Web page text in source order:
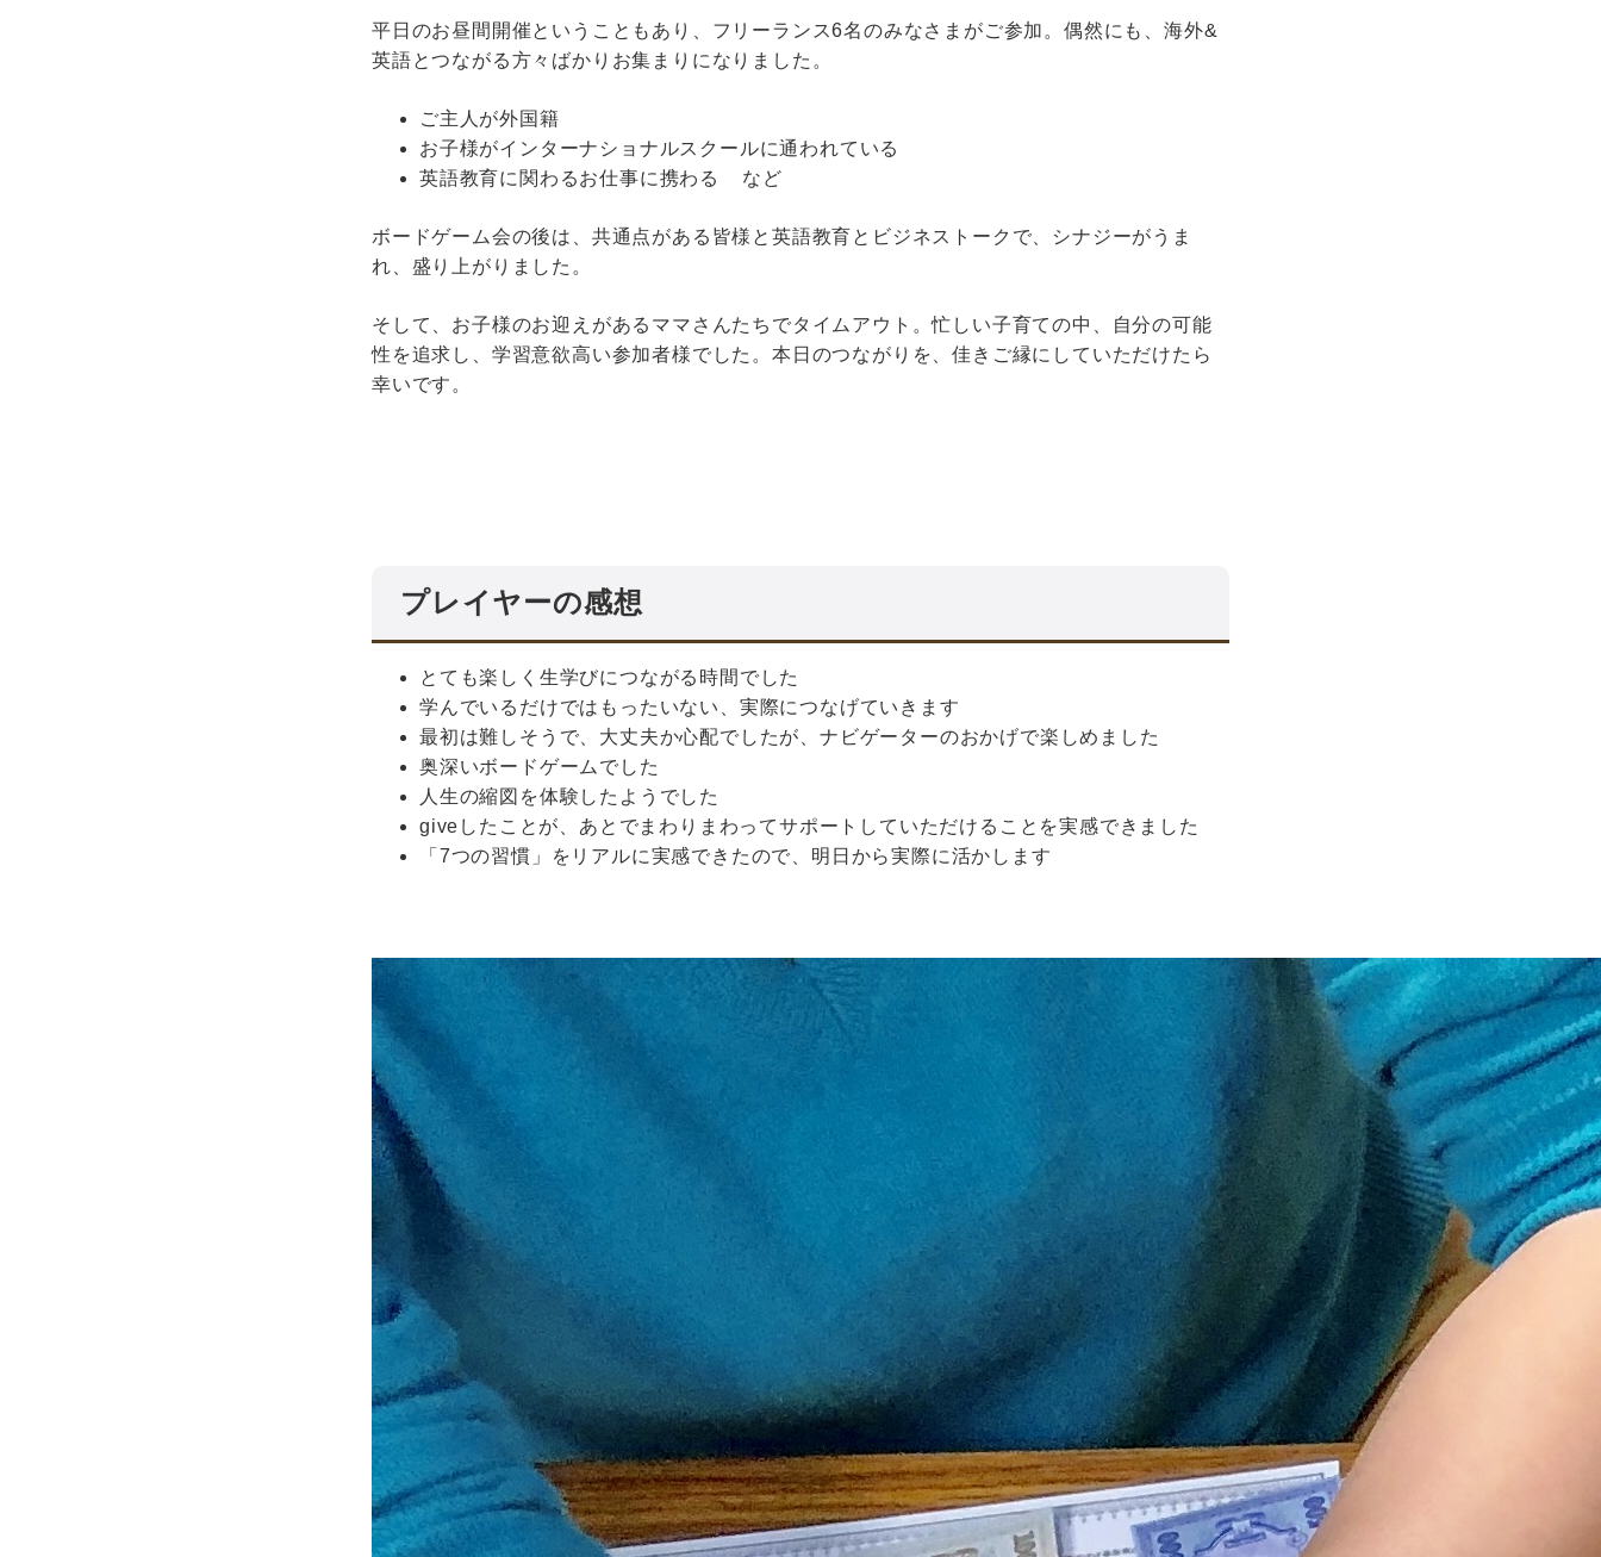
平日のお昼間開催ということもあり、フリーランス6名のみなさまがご参加。偶然にも、海外&
英語とつながる方々ばかりお集まりになりました。
ご主人が外国籍
お子様がインターナショナルスクールに通われている
英語教育に関わるお仕事に携わる など
ボードゲーム会の後は、共通点がある皆様と英語教育とビジネストークで、シナジーがうま
れ、盛り上がりました。
そして、お子様のお迎えがあるママさんたちでタイムアウト。忙しい子育ての中、自分の可能
性を追求し、学習意欲高い参加者様でした。本日のつながりを、佳きご縁にしていただけたら
幸いです。
プレイヤーの感想
とても楽しく生学びにつながる時間でした
学んでいるだけではもったいない、実際につなげていきます
最初は難しそうで、大丈夫か心配でしたが、ナビゲーターのおかげで楽しめました
奥深いボードゲームでした
人生の縮図を体験したようでした
giveしたことが、あとでまわりまわってサポートしていただけることを実感できました
「7つの習慣」をリアルに実感できたので、明日から実際に活かします